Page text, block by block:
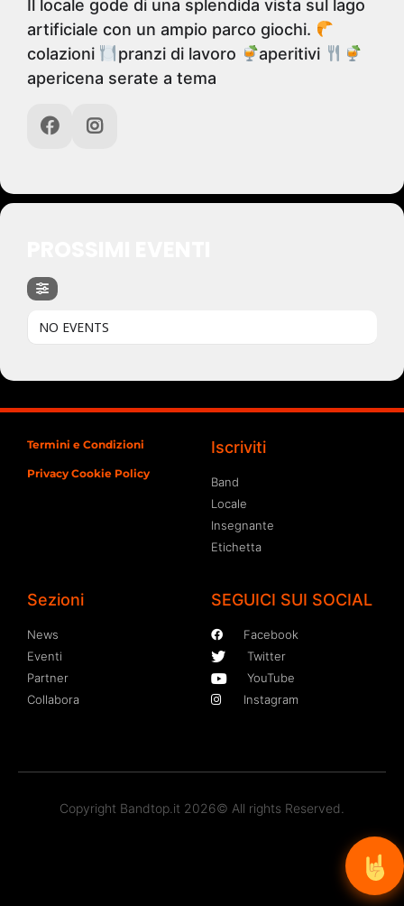
Il locale gode di una splendida vista sul lago
artificiale con un ampio parco giochi.
colazioni
pranzi di lavoro
aperitivi
apericena serate a tema
NO EVENTS
Termini e Condizioni
Privacy Cookie Policy
Iscriviti
Band
Locale
Insegnante
Etichetta
Sezioni
News
Eventi
Partner
Collabora
SEGUICI SUI SOCIAL
Facebook
Twitter
YouTube
Instagram
Copyright Bandtop.it 2026© All rights Reserved.